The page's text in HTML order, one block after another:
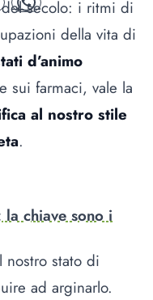
whatsapp
secolo: i ritmi di
della vita di
d’animo
sui farmaci, vale la
al nostro stile
.
chiave sono i
nostro stato di
ad arginarlo.